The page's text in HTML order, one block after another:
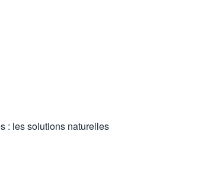
: les solutions naturelles